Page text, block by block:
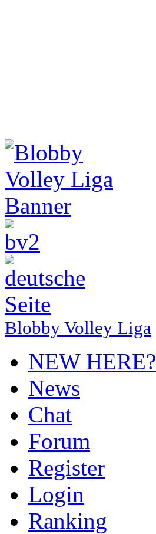
Blobby Volley Liga
NEW HERE?
News
Chat
Forum
Register
Login
Ranking